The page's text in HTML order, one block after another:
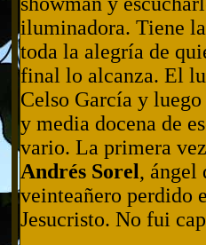
iluminadora. Tiene
toda la alegría de
final lo alcanza. El
Celso García y
y media docena de
vario. La primera
Andrés Sorel, ángel
veinteañero perdido
Jesucristo. No fui